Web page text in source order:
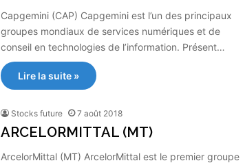
Capgemini (CAP) Capgemini est l’un des principaux
groupes mondiaux de services numériques et de
conseil en technologies de l’information. Présent…
Lire la suite »
Stocks future 7 août 2018
ARCELORMITTAL (MT)
ArcelorMittal (MT) ArcelorMittal est le premier groupe